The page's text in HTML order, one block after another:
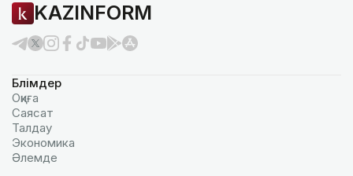
KAZINFORM
Бөлімдер
Оқиға
Саясат
Талдау
Экономика
Әлемде